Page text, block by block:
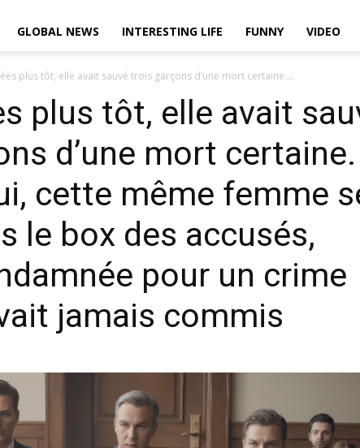
GLOBAL NEWS INTERESTING LIFE FUNNY VIDEO
plus tôt, elle avait sauvé trois garçons d’une mort certaine....
plus tôt, elle avait
d’une mort certaine.
cette même femme
le box des accusés,
pour un crime
jamais commis